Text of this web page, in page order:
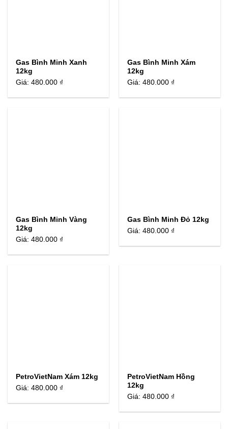
Gas Bình Minh Xanh
12kg
Giá:480.000 ₫
Gas Bình Minh Xám
12kg
Giá:480.000 ₫
Gas Bình Minh Vàng
12kg
Giá:480.000 ₫
Gas Bình Minh Đỏ 12kg
Giá:480.000 ₫
PetroVietNam Xám 12kg
Giá:480.000 ₫
PetroVietNam Hồng
12kg
Giá:480.000 ₫